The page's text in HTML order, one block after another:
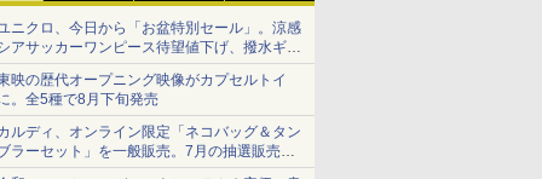
ニクロ、今日から「お盆特別セール」。涼感
アサッカーワンピース待望値下げ、撥水ギア
ョーツは1990円に
映の歴代オープニング映像がカプセルトイ
。全5種で8月下旬発売
ルディ、オンライン限定「ネコバッグ＆タン
ラーセット」を一般販売。7月の抽選販売の
選無効分